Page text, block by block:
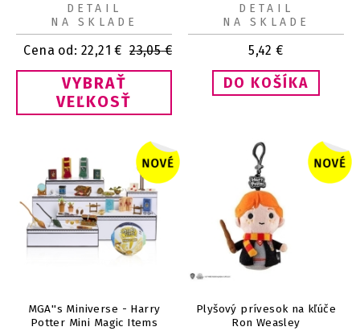
Cena od: 22,21 € 23,05€
VYBRAŤ
VEĽKOSŤ
DETAIL
NA SKLADE
5,42 €
DETAIL
NA SKLADE
MGA''s Miniverse - Harry
Potter Mini Magic Items
Plyšový prívesok na kľúče
Ron Weasley